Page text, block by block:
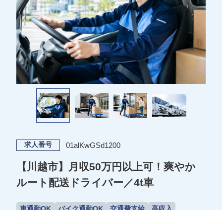
求人番号 01alKwGSd1200
【川越市】月収50万円以上可！爽やか
ルート配送ドライバー／4t車